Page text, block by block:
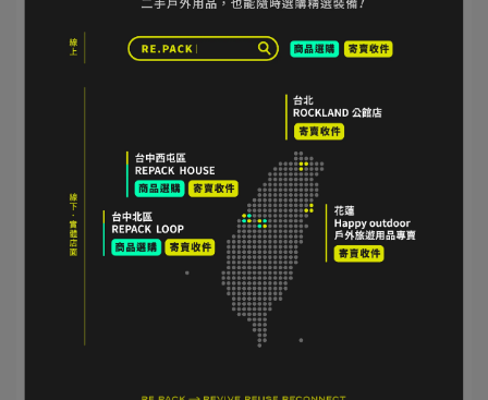
A：只要到RE.PACK商店會員後台登入 > 紅利點數
> 看到「#訂單編號 分潤紅利」的項目，即可知道
自己目前累積的分潤紅利金額，只要「分潤紅利」
滿500點，即可以LINE@向我們申請提領匯款！
Q：分潤紅利與消費紅利有何不同？